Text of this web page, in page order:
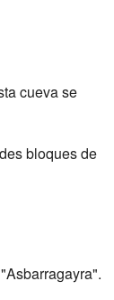
cueva se
bloques de